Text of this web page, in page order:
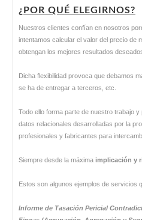
¿POR QUÉ ELEGIRNOS?
Nuestros clientes confían en nosotros
intentamos calcular el valor del precio de
obtengan los mejores resultados
Dicha flexibilidad provoca que debamos
se ha de entregar a terceros, etc.
Todo ello forma parte de nuestro trabajo
datos relacionales desarrolladas por la
profesionales y fabricantes para
Siempre desde la máxima implicación y
Estos son algunos ejemplos de servicios
Informe de Tasación Pericial